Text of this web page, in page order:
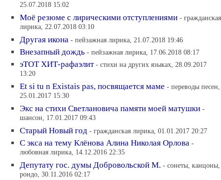
25.07.2018 15:02
Моё резюме с лирическими отступлениями - гражданская
лирика, 22.07.2018 03:10
Другая икона - пейзажная лирика, 21.07.2018 19:46
Внезапный дождь - пейзажная лирика, 17.06.2018 08:17
эТОТ ХИТ-рафаэлит - стихи на других языках, 28.09.2017
13:20
Et si tu n Existais pas, посвящается маме - переводы песен,
25.01.2017 15:30
Экс на стихи Светлановича памяти моей матушки -
шансон, 17.01.2017 09:43
Старый Новый год - гражданская лирика, 01.01.2017 20:27
С экса на тему Клёнова Алина Николая Орлова -
любовная лирика, 14.12.2016 22:35
Депутату гос. думы Добровольской М. - сонеты, канцоны,
рондо, 30.11.2016 02:17